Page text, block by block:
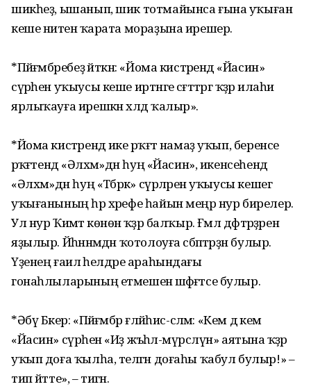
шикһеҙ, ышанып, шик тотмайынса ғына уҡыған
кеше ниәтенә ҡарата мораҙына ирешер.
*Пәйғәмбәребеҙ әйткән: «Йома кистәрендә «Йасин»
сүрәһен уҡыусы кеше иртәнге сәғәттәргә ҡәҙәр илаһи
ярлыҡауға ирешкән хәлдә ҡалыр».
*Йома кистәрендә ике рәҡәғәт намаҙ уҡып, беренсе
рәҡәғәтендә «Әлхәм»дән һуң «Йасин», икенсеһендә
«Әлхәм»дән һуң «Тәбәрәк» сүрәләрен уҡыусы кешегә
уҡығанының һәр хәрефе һайын меңәр нур бирелер.
Ул нур Ҡиәмәт көнөнә ҡәҙәр балҡыр. Ғәмәл дәфтәрҙәренә
яҙылыр. Йәһәннәмдән ҡотолоуға сәбәптәрҙән булыр.
Үҙенең ғаилә әһелдәре араһындағы
гонаһлыларының етмешенә шәфәғәтсе булыр.
*Әбү Бәкер: «Пәйғәмбәр ғәләйһис-сәләм: «Кем дә кем
«Йасин» сүрәһен «Иҙ жәъәһәл-мүрсәлүн» аятына ҡәҙәр
уҡып доға ҡылһа, теләгән доғаһы ҡабул булыр!» –
тип әйтте», – тигән.